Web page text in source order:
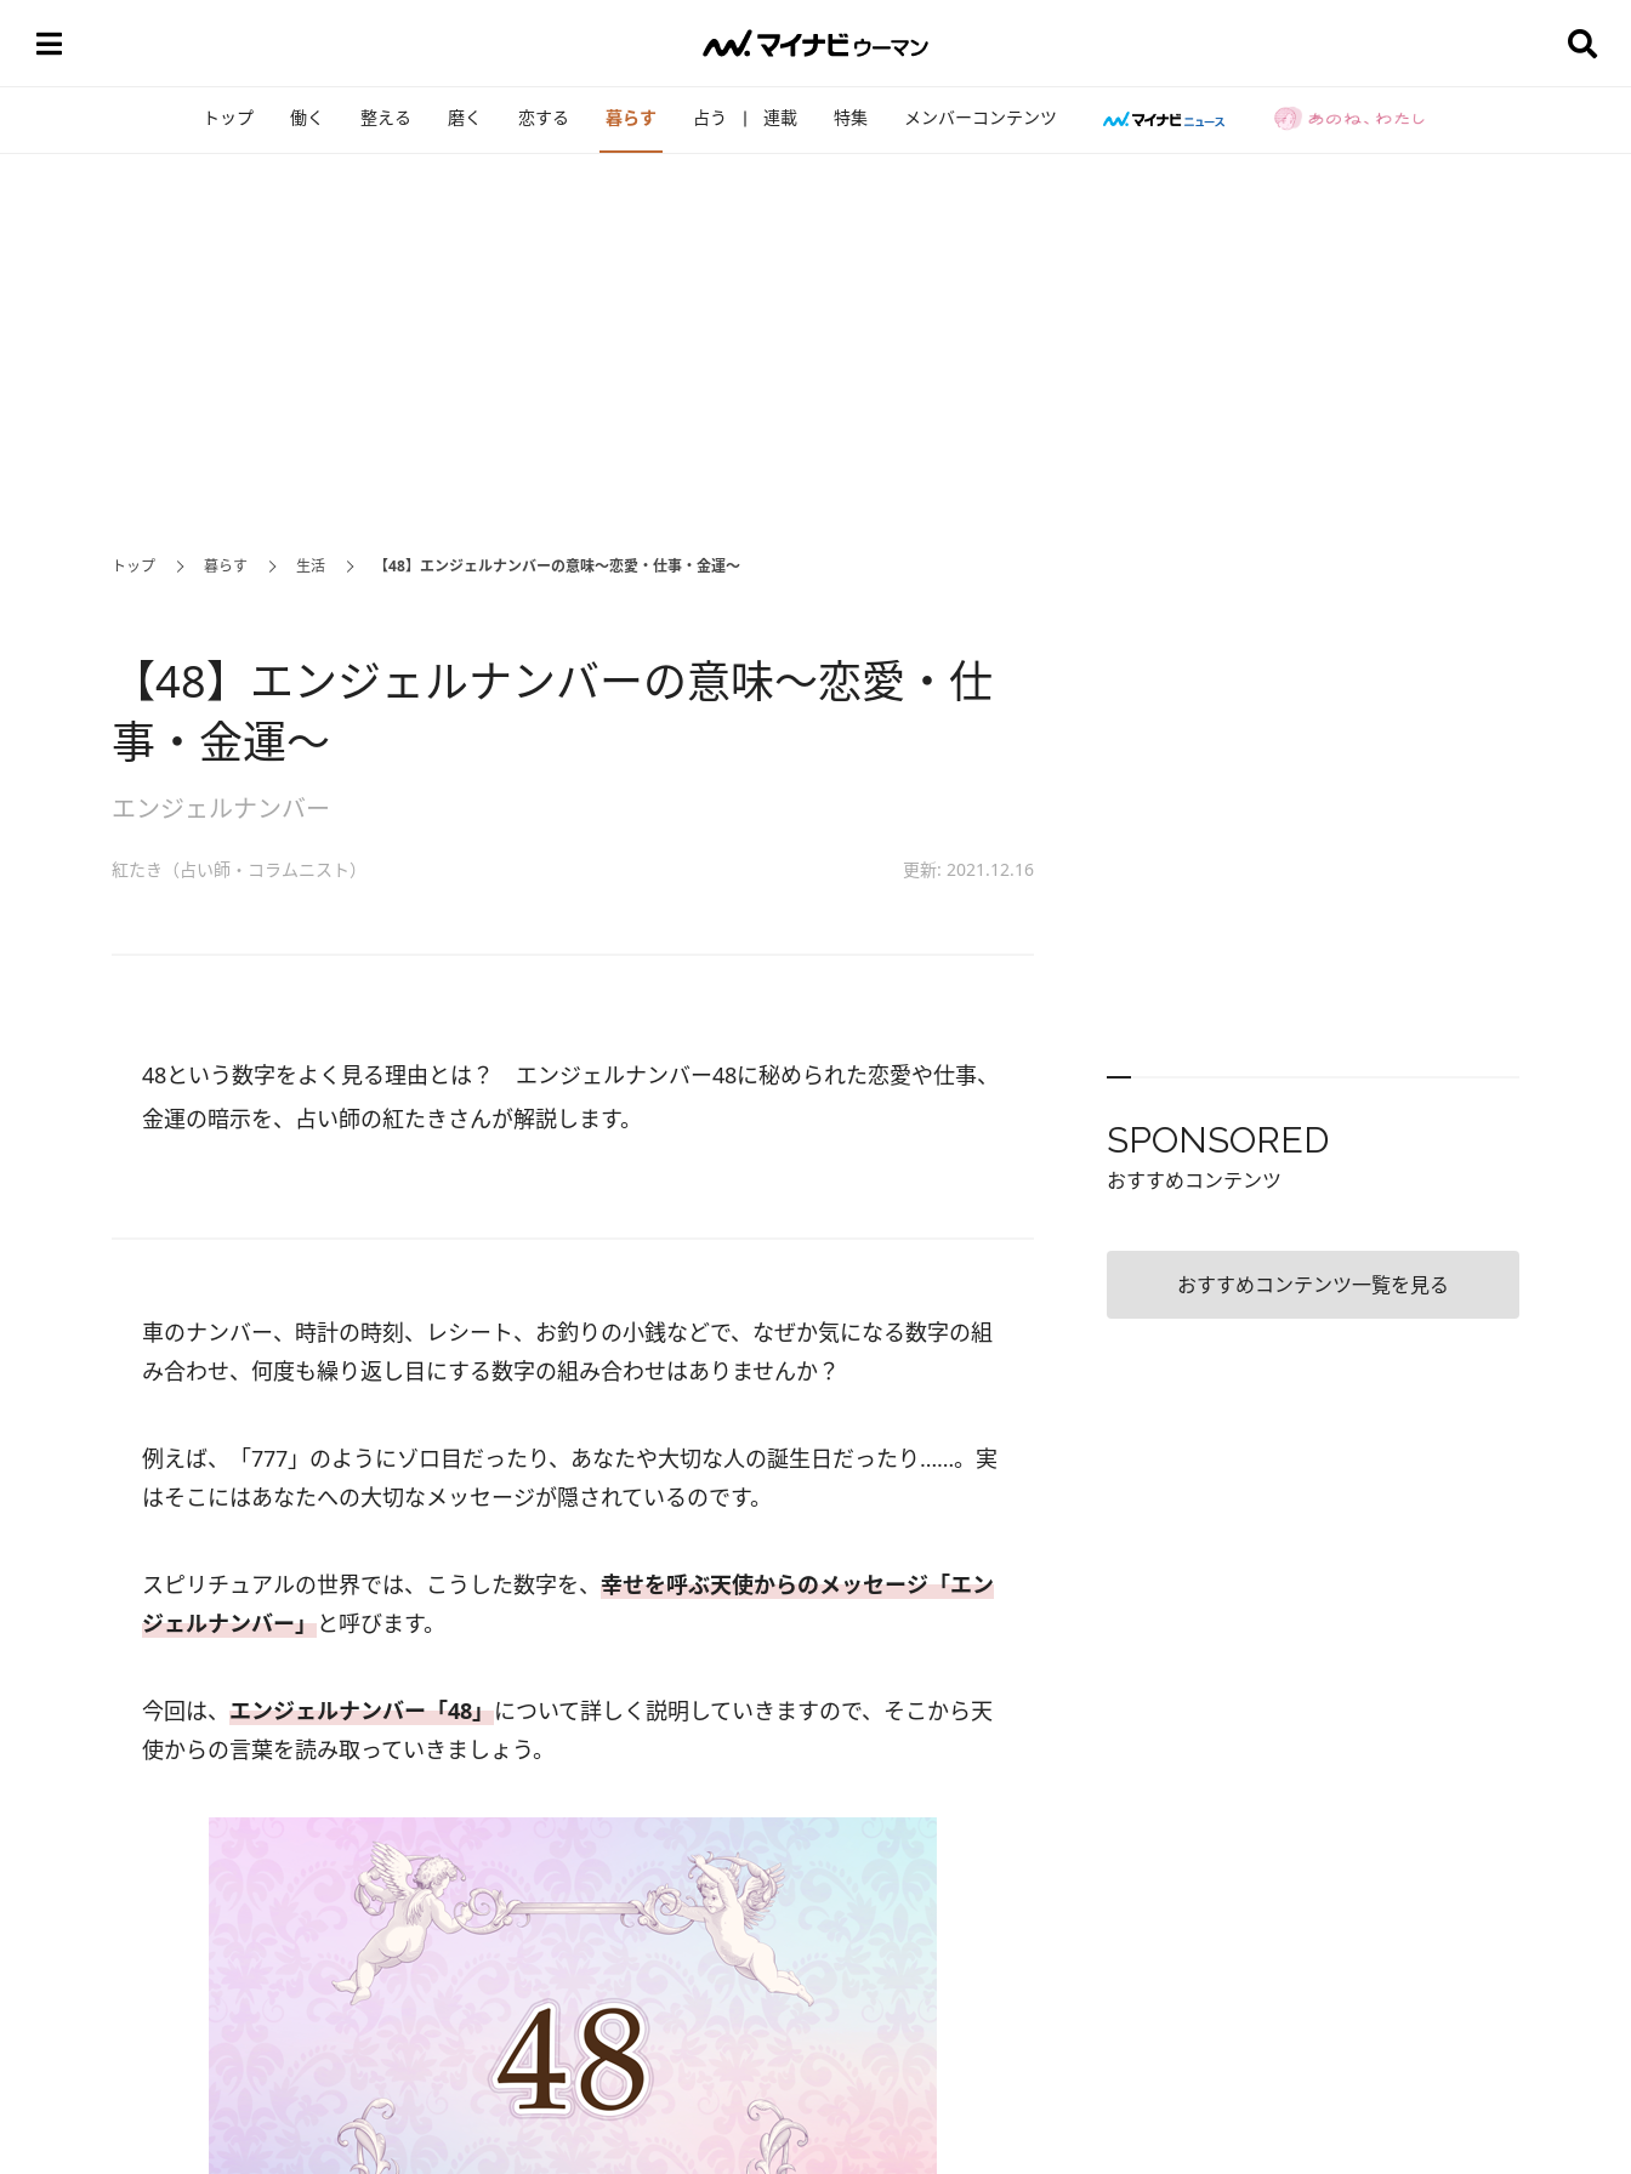
トップ 働く 整える 磨く 恋する 暮らす 占う 連載 特集 メンバーコンテンツ
トップ 暮らす 生活 【48】エンジェルナンバーの意味～恋愛・仕事・金運～
【48】エンジェルナンバーの意味～恋愛・仕
事・金運～
エンジェルナンバー
紅たき（占い師・コラムニスト） 更新: 2021.12.16
48という数字をよく見る理由とは？ エンジェルナンバー48に秘められた恋愛や仕事、
金運の暗示を、占い師の紅たきさんが解説します。
車のナンバー、時計の時刻、レシート、お釣りの小銭などで、なぜか気になる数字の組
み合わせ、何度も繰り返し目にする数字の組み合わせはありませんか？
例えば、「777」のようにゾロ目だったり、あなたや大切な人の誕生日だったり……。実
はそこにはあなたへの大切なメッセージが隠されているのです。
スピリチュアルの世界では、こうした数字を、 幸せを呼ぶ天使からのメッセージ「エン
ジェルナンバー」と呼びます。
今回は、 エンジェルナンバー「48」について詳しく説明していきますので、そこから天
使からの言葉を読み取っていきましょう。
SPONSORED
おすすめコンテンツ
おすすめコンテンツ一覧を見る